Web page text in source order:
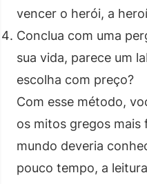
vencer o herói, a
Conclua com uma
sua vida, parece um
escolha com preço?
Com esse método,
os mitos gregos
mundo deveria
pouco tempo, a